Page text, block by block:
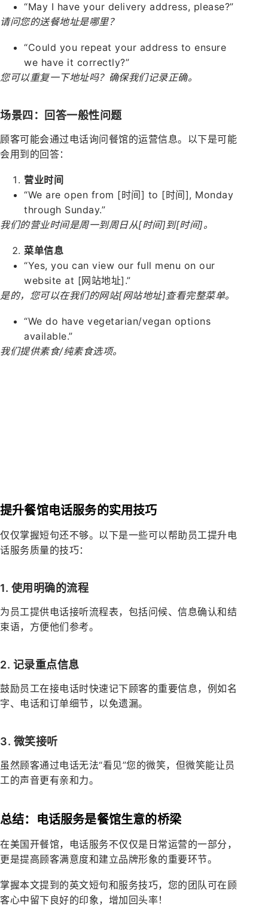
“May I have your delivery address, please?”
请问您的送餐地址是哪里？
“Could you repeat your address to ensure
we have it correctly?”
您可以重复一下地址吗？确保我们记录正确。
场景四：回答一般性问题
顾客可能会通过电话询问餐馆的运营信息。以下是可能
会用到的回答：
营业时间
“We are open from [时间] to [时间], Monday
through Sunday.”
我们的营业时间是周一到周日从[时间]到[时间]。
菜单信息
“Yes, you can view our full menu on our
website at [网站地址].”
是的，您可以在我们的网站[网站地址]查看完整菜单。
“We do have vegetarian/vegan options
available.”
我们提供素食/纯素食选项。
提升餐馆电话服务的实用技巧
仅仅掌握短句还不够。以下是一些可以帮助员工提升电
话服务质量的技巧：
1. 使用明确的流程
为员工提供电话接听流程表，包括问候、信息确认和结
束语，方便他们参考。
2. 记录重点信息
鼓励员工在接电话时快速记下顾客的重要信息，例如名
字、电话和订单细节，以免遗漏。
3. 微笑接听
虽然顾客通过电话无法“看见”您的微笑，但微笑能让员
工的声音更有亲和力。
总结：电话服务是餐馆生意的桥梁
在美国开餐馆，电话服务不仅仅是日常运营的一部分，
更是提高顾客满意度和建立品牌形象的重要环节。
掌握本文提到的英文短句和服务技巧，您的团队可在顾
客心中留下良好的印象，增加回头率！